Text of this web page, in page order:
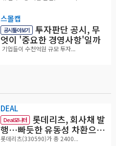
스몰캡
공시톺아보기 투자판단 공시, 무
엇이 '중요한 경영사항'일까
기업들이 수천억원 규모 투자...
DEAL
Deal모니터 롯데리츠, 회사채 발
행…빠듯한 유동성 차환으로
대응
롯데리츠(330590)가 총 2400...